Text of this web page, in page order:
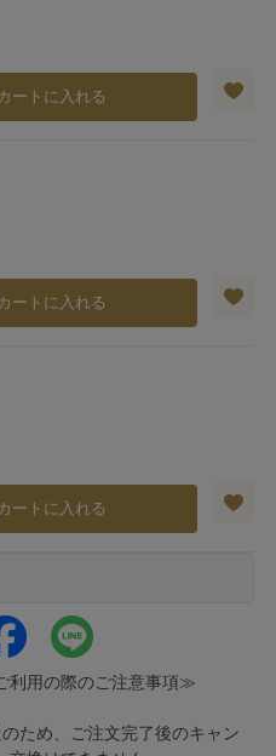
カートに入れる
カートに入れる
カートに入れる
利用の際のご注意事項≫
ため、ご注文完了後のキャン